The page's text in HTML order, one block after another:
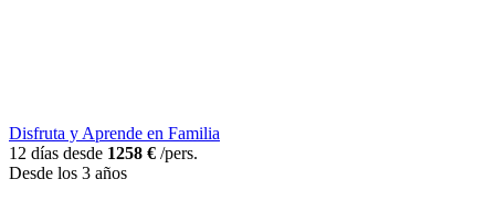
Disfruta y Aprende en Familia
12 días desde 1258 € /pers.
Desde los 3 años